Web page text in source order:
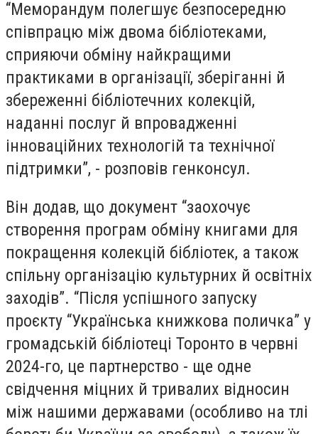
“Меморандум полегшує безпосередню
співпрацю між двома бібліотеками,
сприяючи обміну найкращими
практиками в організації, зберіганні й
збереженні бібліотечних колекцій,
наданні послуг й впровадженні
інноваційних технологій та технічної
підтримки”, - розповів генконсул.
Він додав, що документ “заохочує
створення програм обміну книгами для
покращення колекцій бібліотек, а також
спільну організацію культурних й освітніх
заходів”. “Після успішного запуску
проєкту “Українська книжкова поличка” у
громадській бібліотеці Торонто в червні
2024-го, це партнерство - ще одне
свідчення міцних й тривалих відносин
між нашими державами (особливо на тлі